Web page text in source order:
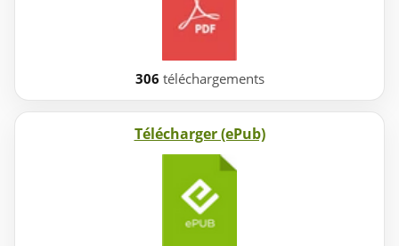
306 téléchargements
Télécharger (ePub)